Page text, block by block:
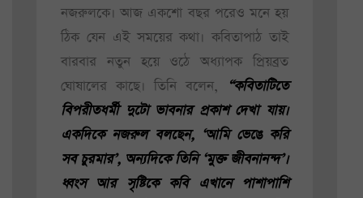
নজরুলকে। আজ একশো বছর পরেও মনে হয়
ঠিক যেন এই সময়ের কথা। কবিতাপাঠ তাই
বারবার নতুন হয়ে ওঠে অধ্যাপক প্রিয়ব্রত
ঘোষালের কাছে। তিনি বলেন, “কবিতাটিতে
বিপরীতধর্মী দুটো ভাবনার প্রকাশ দেখা যায়।
একদিকে নজরুল বলছেন, ‘আমি ভেঙে করি
সব চুরমার’, অন্যদিকে তিনি ‘মুক্ত জীবনানন্দ’।
ধ্বংস আর সৃষ্টিকে কবি এখানে পাশাপাশি